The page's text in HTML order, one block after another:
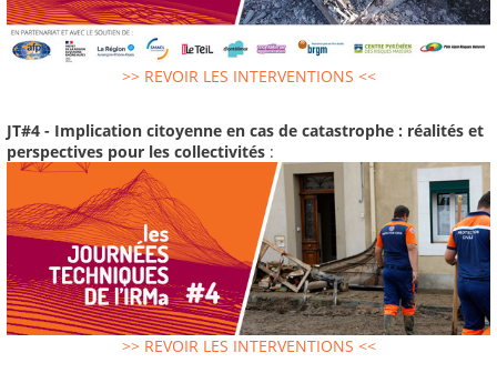
>> REVOIR LES INTERVENTIONS <<
JT#4 - Implication citoyenne en cas de catastrophe : réalités et
perspectives pour les collectivités :
>> REVOIR LES INTERVENTIONS <<